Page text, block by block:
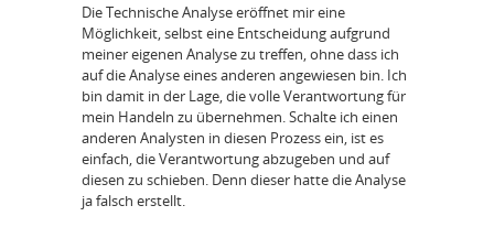
Die Technische Analyse eröffnet mir eine
Möglichkeit, selbst eine Entscheidung aufgrund
meiner eigenen Analyse zu treffen, ohne dass ich
auf die Analyse eines anderen angewiesen bin. Ich
bin damit in der Lage, die volle Verantwortung für
mein Handeln zu übernehmen. Schalte ich einen
anderen Analysten in diesen Prozess ein, ist es
einfach, die Verantwortung abzugeben und auf
diesen zu schieben. Denn dieser hatte die Analyse
ja falsch erstellt.